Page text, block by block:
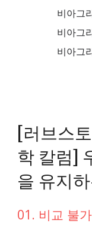
비아그
비아그
비아그
[러브스
학 칼럼]
을 유지
01. 비교 불